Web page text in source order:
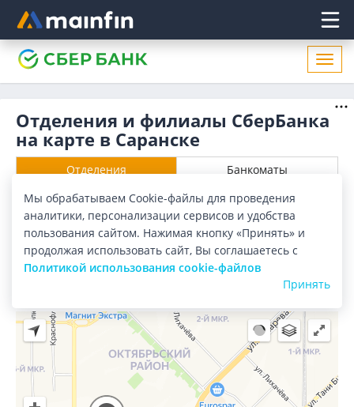
Главное меню
Отделения и филиалы СберБанка
на карте в Саранске
Отделения Банкоматы
Все банки Карта Список
Город:Саранск
Мы обрабатываем Cookie-файлы для проведения
аналитики, персонализации сервисов и удобства
пользования сайтом. Нажимая кнопку «Принять» и
продолжая использовать сайт, Вы соглашаетесь с
Политикой использования cookie-файлов
Принять